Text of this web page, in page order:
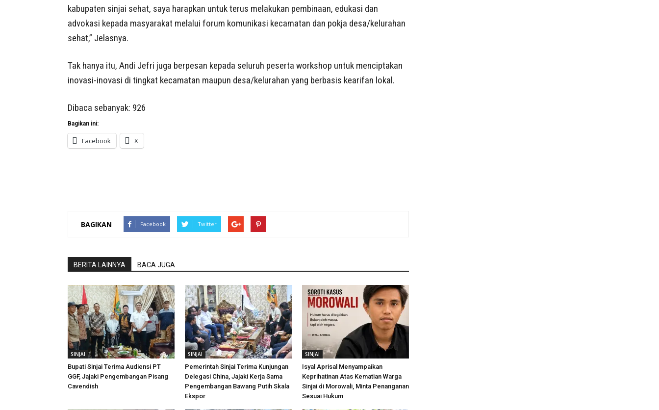
kabupaten sinjai sehat, saya harapkan untuk terus melakukan pembinaan, edukasi dan
advokasi kepada masyarakat melalui forum komunikasi kecamatan dan pokja desa/kelurahan
sehat,” Jelasnya.
Tak hanya itu, Andi Jefri juga berpesan kepada seluruh peserta workshop untuk menciptakan
inovasi-inovasi di tingkat kecamatan maupun desa/kelurahan yang berbasis kearifan lokal.
Dibaca sebanyak: 926
Bagikan ini:
Facebook X
BAGIKAN Facebook Twitter
BERITA LAINNYA BACA JUGA
SINJAI
Bupati Sinjai Terima Audiensi PT
GGF, Jajaki Pengembangan Pisang
Cavendish
SINJAI
Pemerintah Sinjai Terima Kunjungan
Delegasi China, Jajaki Kerja Sama
Pengembangan Bawang Putih Skala
Ekspor
SINJAI
Isyal Aprisal Menyampaikan
Keprihatinan Atas Kematian Warga
Sinjai di Morowali, Minta Penanganan
Sesuai Hukum